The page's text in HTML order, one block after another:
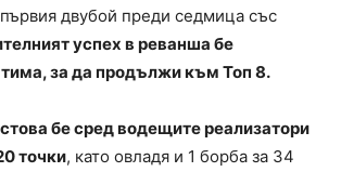
двубой преди седмица със
успех в реванша бе
за да продължи към Топ 8.
бе сред водещите реализатори
точки, като овладя и 1 борба за 34